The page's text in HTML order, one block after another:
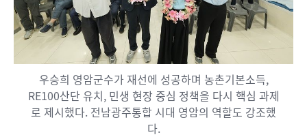
우승희 영암군수가 재선에 성공하며 농촌기본소득,
RE100산단 유치, 민생 현장 중심 정책을 다시 핵심 과제
로 제시했다. 전남광주통합 시대 영암의 역할도 강조했
다.